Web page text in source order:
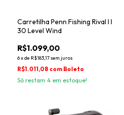
Carretilha Penn Fishing Rival I I
30 Level Wind
R$1.099,00
6xde R$183,17 sem juros
R$1.011,08 com Boleto
Só restam 4 em estoque!